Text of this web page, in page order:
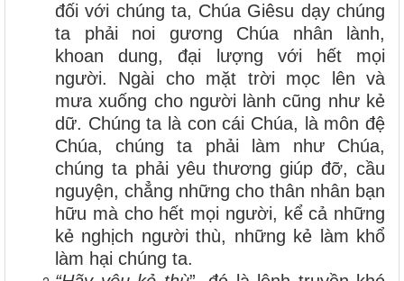
đối với chúng ta, Chúa Giêsu dạy chúng
ta phải noi gương Chúa nhân lành,
khoan dung, đại lượng với hết mọi
người. Ngài cho mặt trời mọc lên và
mưa xuống cho người lành cũng như kẻ
dữ. Chúng ta là con cái Chúa, là môn đệ
Chúa, chúng ta phải làm như Chúa,
chúng ta phải yêu thương giúp đỡ, cầu
nguyện, chẳng những cho thân nhân bạn
hữu mà cho hết mọi người, kể cả những
kẻ nghịch người thù, những kẻ làm khổ
làm hại chúng ta.